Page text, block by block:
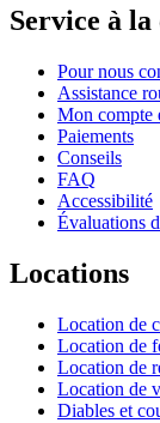
Service à
Pour nous
Assistance
Mon compte
Paiements
Conseils
FAQ
Accessibilité
Évaluations
Locations
Location de
Location de
Location de
Location de
Diables et